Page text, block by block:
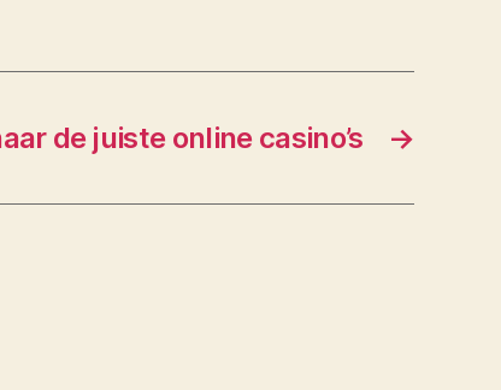
→
de juiste online casino’s